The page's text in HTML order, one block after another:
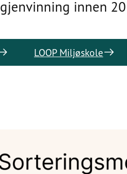
innen
LOOP Miljøskole